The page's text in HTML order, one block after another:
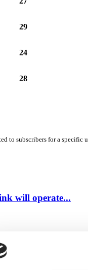
29
24
28
to subscribers for a specific
will operate...
continue across...